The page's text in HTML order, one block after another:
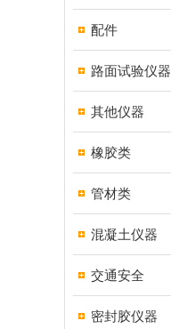
配件
路面试验仪器
其他仪器
橡胶类
管材类
混凝土仪器
交通安全
密封胶仪器